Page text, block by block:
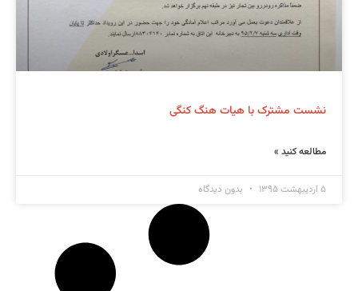
نشست مشترک با هیات هنگ کنگی
مطالعه کنید »
۵ اردیبهشت ۱۳۹۵ بدون دیدگاه